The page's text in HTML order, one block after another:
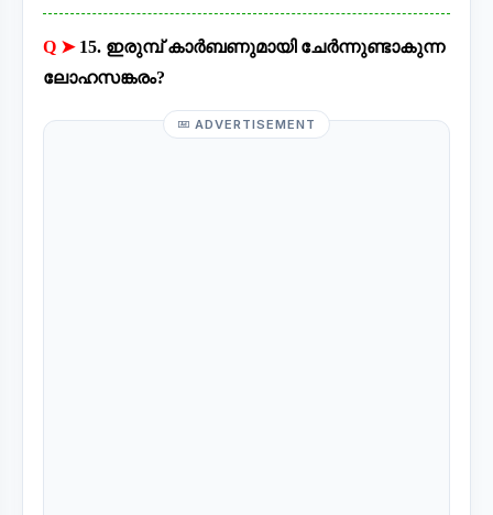
Q ➤ 15. ഇരുമ്പ് കാർബണുമായി ചേർന്നുണ്ടാകുന്ന
ലോഹസങ്കരം?
ADVERTISEMENT